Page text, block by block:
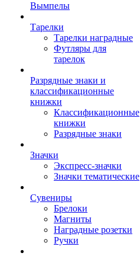
Вымпелы
Тарелки
Тарелки наградные
Футляры для
тарелок
Разрядные знаки и
классификационные
книжки
Классификационные
книжки
Разрядные знаки
Значки
Экспресс-значки
Значки тематические
Сувениры
Брелоки
Магниты
Наградные розетки
Ручки